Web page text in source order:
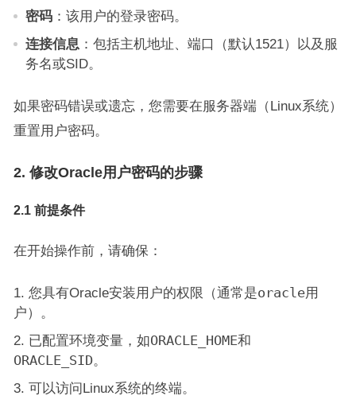
密码：该用户的登录密码。
连接信息 ：包括主机地址、端口（默认1521）以及服
务名或SID。
如果密码错误或遗忘，您需要在服务器端（Linux系统）
重置用户密码。
2. 修改Oracle用户密码的步骤
2.1 前提条件
在开始操作前，请确保：
您具有Oracle安装用户的权限（通常是oracle用
户）。
已配置环境变量，如ORACLE_HOME和
ORACLE_SID。
可以访问Linux系统的终端。